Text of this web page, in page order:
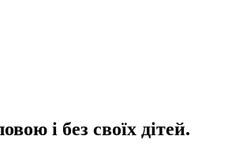
і без своїх дітей.